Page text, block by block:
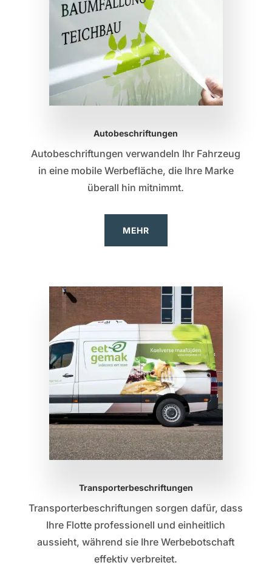
Autobeschriftungen
Autobeschriftungen verwandeln Ihr Fahrzeug
in eine mobile Werbefläche, die Ihre Marke
überall hin mitnimmt.
MEHR
Transporterbeschriftungen
Transporterbeschriftungen sorgen dafür, dass
Ihre Flotte professionell und einheitlich
aussieht, während sie Ihre Werbebotschaft
effektiv verbreitet.